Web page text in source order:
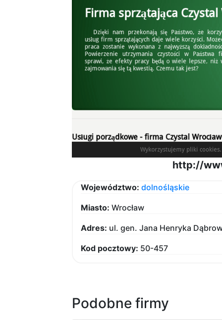
http://
Województwo: dolnośląskie
Miasto: Wrocław
Adres: ul. gen. Jana Henryka
Kod pocztowy: 50-457
Podobne firmy